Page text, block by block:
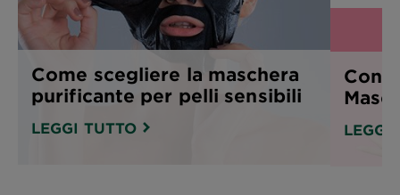
Come scegliere la maschera
purificante per pelli sensibili
LEGGI TUTTO LEGGI